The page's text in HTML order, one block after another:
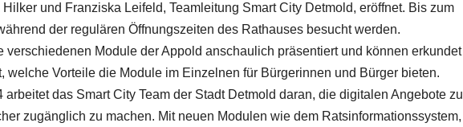
und Franziska Leifeld, Teamleitung Smart City Detmold, eröffnet. Bis zum
der regulären Öffnungszeiten des Rathauses besucht werden.
Module der Appold anschaulich präsentiert und können erkundet
welche Vorteile die Module im Einzelnen für Bürgerinnen und Bürger bieten.
das Smart City Team der Stadt Detmold daran, die digitalen Angebote zu
zugänglich zu machen. Mit neuen Modulen wie dem Ratsinformationssystem,